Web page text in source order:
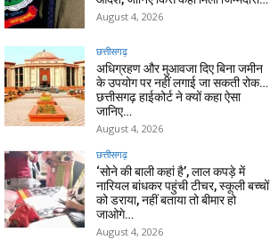
August 4, 2026
छत्तीसगढ़
अधिग्रहण और मुआवजा दिए बिना जमीन
के उपयोग पर नहीं लगाई जा सकती रोक…
छत्तीसगढ़ हाईकोर्ट ने क्यों कहा ऐसा
जानिए…
August 4, 2026
छत्तीसगढ़
‘सोने की बाली कहां है’, लाल कपड़े में
नारियल बांधकर पहुंची टीचर, स्कूली बच्चों
को डराया, नहीं बताया तो बीमार हो
जाओगे…
August 4, 2026